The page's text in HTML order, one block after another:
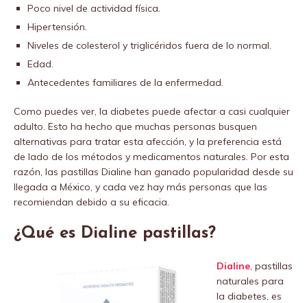
Poco nivel de actividad física.
Hipertensión.
Niveles de colesterol y triglicéridos fuera de lo normal.
Edad.
Antecedentes familiares de la enfermedad.
Como puedes ver, la diabetes puede afectar a casi cualquier
adulto. Esto ha hecho que muchas personas busquen
alternativas para tratar esta afección, y la preferencia está
de lado de los métodos y medicamentos naturales. Por esta
razón, las pastillas Dialine han ganado popularidad desde su
llegada a México, y cada vez hay más personas que las
recomiendan debido a su eficacia.
¿Qué es Dialine pastillas?
Dialine, pastillas
naturales para
la diabetes, es